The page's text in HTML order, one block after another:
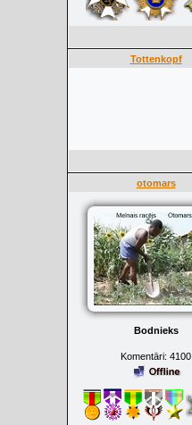
Tottenkopf
otomars
Bodnieks
Komentāri: 4100